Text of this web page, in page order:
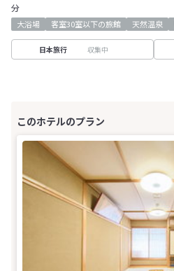
分
大浴場 客室30室以下の旅館 天然温泉
日本旅行 収集中